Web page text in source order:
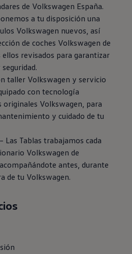
de Volkswagen España.
a tu disposición una
Volkswagen nuevos, así
de coches Volkswagen de
revisados para garantizar
taller Volkswagen y servicio
con tecnología
originales Volkswagen, para
y cuidado de tu
Las Tablas trabajamos cada
Volkswagen de
antes, durante
de tu Volkswagen.